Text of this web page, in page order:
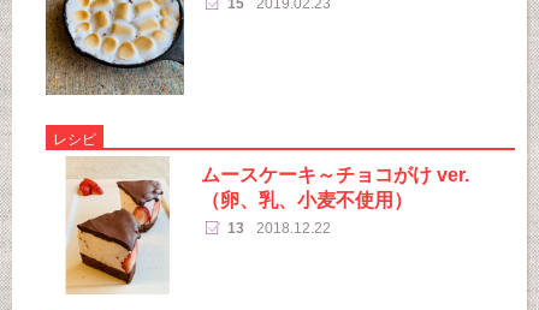
15 2019.02.23
レシピ
ムースケーキ～チョコがけ ver.
（卵、乳、小麦不使用）
13 2018.12.22